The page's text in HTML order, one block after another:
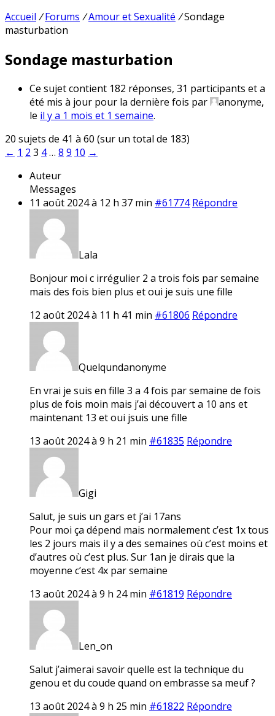
Accueil / Forums /Amour et Sexualité /Sondage
masturbation
Sondage masturbation
Ce sujet contient 182 réponses, 31 participants et a
été mis à jour pour la dernière fois par
anonyme,
le il y a 1 mois et 1 semaine.
20 sujets de 41 à 60 (sur un total de 183)
← 1 2 3 4… 8 9 10 →
Auteur
Messages
11 août 2024 à 12 h 37 min #61774 Répondre
Lala
Bonjour moi c irrégulier 2 a trois fois par semaine
mais des fois bien plus et oui je suis une fille
12 août 2024 à 11 h 41 min #61806 Répondre
Quelqundanonyme
En vrai je suis en fille 3 a 4 fois par semaine de fois
plus de fois moin mais j’ai découvert a 10 ans et
maintenant 13 et oui jsuis une fille
13 août 2024 à 9 h 21 min #61835 Répondre
Gigi
Salut, je suis un gars et j’ai 17ans
Pour moi ça dépend mais normalement c’est 1x tous
les 2 jours mais il y a des semaines où c’est moins et
d’autres où c’est plus. Sur 1an je dirais que la
moyenne c’est 4x par semaine
13 août 2024 à 9 h 24 min #61819 Répondre
Len_on
Salut j’aimerai savoir quelle est la technique du
genou et du coude quand on embrasse sa meuf ?
13 août 2024 à 9 h 25 min #61822 Répondre